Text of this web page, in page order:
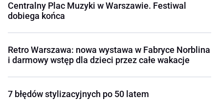
Centralny Plac Muzyki w Warszawie. Festiwal
dobiega końca
Retro Warszawa: nowa wystawa w Fabryce Norblina
i darmowy wstęp dla dzieci przez całe wakacje
7 błędów stylizacyjnych po 50 latem